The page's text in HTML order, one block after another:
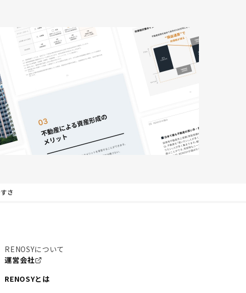
さ
RENOSYについて
運営会社
RENOSYとは